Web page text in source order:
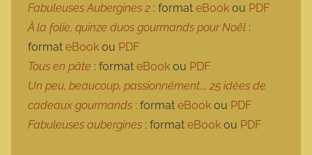
Fabuleuses Aubergines 2 : format eBook ou PDF
À la folie, quinze duos gourmands pour Noël :
format eBook ou PDF
Tous en pâte : format eBook ou PDF
Un peu, beaucoup, passionnément…, 25 idées de
cadeaux gourmands : format eBook ou PDF
Fabuleuses aubergines : format eBook ou PDF